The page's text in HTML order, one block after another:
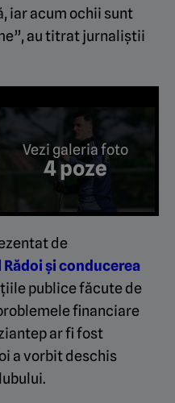
iar acum ochii sunt
au titrat jurnaliștii
Vezi galeria foto
4 poze
de
Rădoi și conducerea
publice făcute de
financiare
ar fi fost
a vorbit deschis